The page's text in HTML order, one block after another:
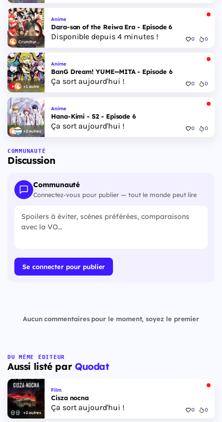
Crunchyroll
Anime
Dara-san of the Reiwa Era - Episode 6
Disponible depuis 4 minutes ! 0 0
+1 autre
Anime
BanG Dream! YUME∞MITA - Episode 6
Ça sort aujourd'hui ! 0 0
+2 autres
Anime
Hana-Kimi - S2 - Episode 6
Ça sort aujourd'hui ! 0 0
COMMUNAUTÉ
Discussion
Communauté
Connectez-vous pour publier — tout le monde peut lire
Se connecter pour publier
Aucun commentaires pour le moment, soyez le premier
DU MÊME ÉDITEUR
Aussi listé par Quodat
+2 autres
Film
Cisza nocna
Ça sort aujourd'hui ! 0 0